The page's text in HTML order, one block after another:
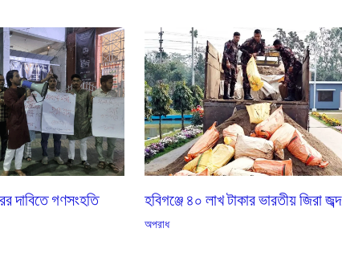
দাবিতে গণসংহতি
হবিগঞ্জে ৪০ লাখ টাকার ভারতীয় জিরা জব্দ
অপরাধ